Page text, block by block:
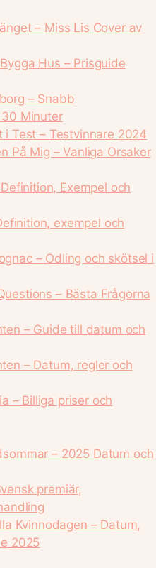
– Miss Lis Cover av
Hus – Prisguide
– Snabb
Minuter
i Test – Testvinnare 2024
På Mig – Vanliga Orsaker
Exempel och
exempel och
– Odling och skötsel i
– Bästa Frågorna
– Guide till datum och
– Datum, regler och
– Billiga priser och
– 2025 Datum och
premiär,
Kvinnodagen – Datum,
2025